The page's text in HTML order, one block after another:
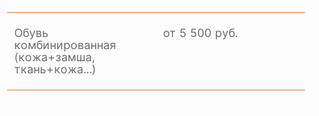
Обувь
комбинированная
(кожа+замша,
ткань+кожа...)
от 5 500 руб.